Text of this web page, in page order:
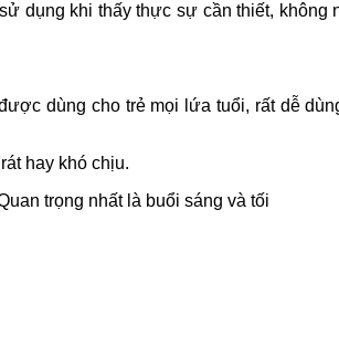
dụng khi thấy thực sự cần thiết, không
dùng cho trẻ mọi lứa tuổi, rất dễ
hay khó chịu.
trọng nhất là buổi sáng và tối